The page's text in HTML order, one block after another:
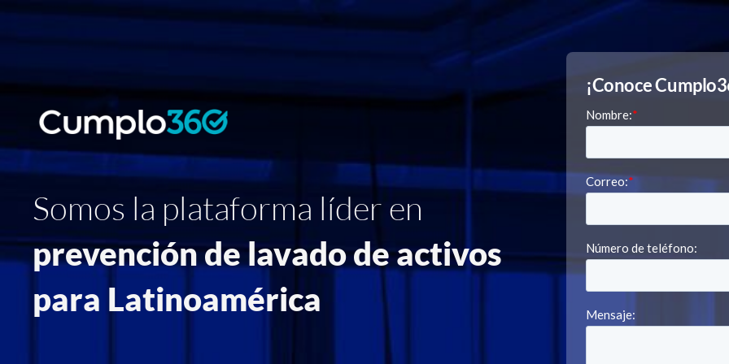
Somos la plataforma líder en
prevención de lavado de activos
para Latinoamérica
¡Conoce